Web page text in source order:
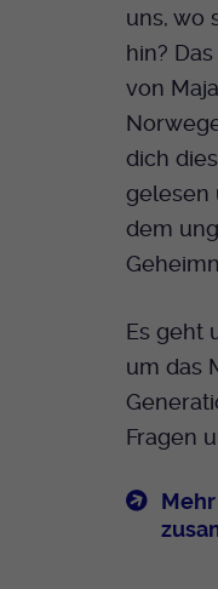
uns, wo
hin?
von
dich
gelesen
dem
Es geht
um das
Fragen